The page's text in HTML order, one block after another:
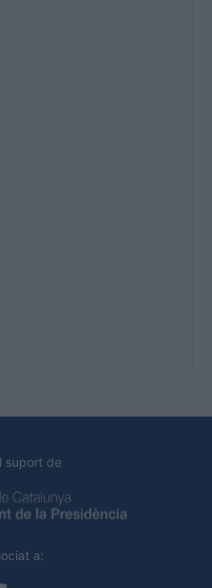
suport de
a: